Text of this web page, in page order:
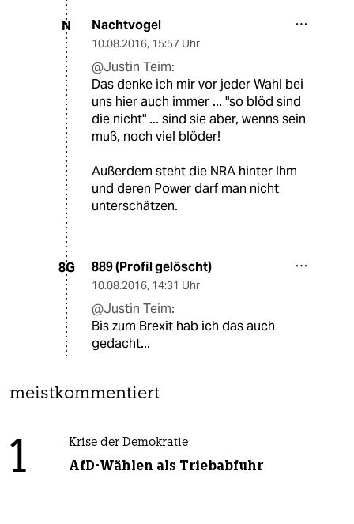
N Nachtvogel
10.08.2016, 15:57 Uhr
@Justin Teim:
Das denke ich mir vor jeder Wahl bei
uns hier auch immer ... "so blöd sind
die nicht" ... sind sie aber, wenns sein
muß, noch viel blöder!
Außerdem steht die NRA hinter Ihm
und deren Power darf man nicht
unterschätzen.
8G 889 (Profil gelöscht)
10.08.2016, 14:31 Uhr
@Justin Teim:
Bis zum Brexit hab ich das auch
gedacht...
meistkommentiert
1 Krise der Demokratie
AfD-Wählen als Triebabfuhr